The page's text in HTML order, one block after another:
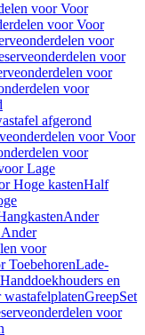
voor Voor
voor Voor
voor
voor
voor
voor
afgerond
voor Voor
voor
Lage
Hoge kastenHalf
Ander
voor
ToebehorenLade-
Handdoekhouders en
GreepSet
voor